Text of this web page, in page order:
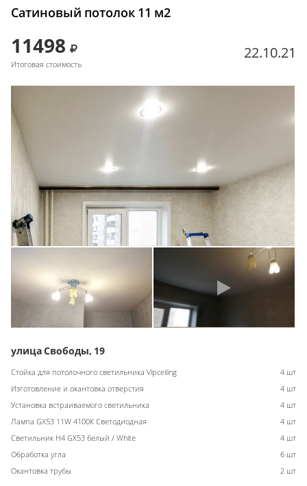
Сатиновый потолок 11 м2
11498
Итоговая стоимость
22.10.21
улица Свободы, 19
Стойка для потолочного светильника Vipceiling
4 шт
Изготовление и окантовка отверстия
4 шт
Установка встраиваемого светильника
4 шт
Лампа GX53 11W 4100К Светодиодная
4 шт
Светильник H4 GX53 белый / White
4 шт
Обработка угла
6 шт
Окантовка трубы
2 шт